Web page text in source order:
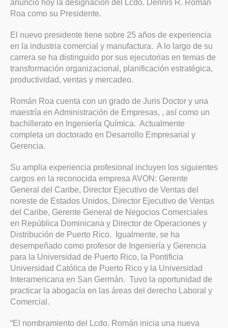
anunció hoy la designación del Lcdo. Dennis R. Román
Roa como su Presidente.
El nuevo presidente tiene sobre 25 años de experiencia
en la industria comercial y manufactura. A lo largo de su
carrera se ha distinguido por sus ejecutorias en temas de
transformación organizacional, planificación estratégica,
productividad, ventas y mercadeo.
Román Roa cuenta con un grado de Juris Doctor y una
maestría en Administración de Empresas, , así como un
bachillerato en Ingeniería Química. Actualmente
completa un doctorado en Desarrollo Empresarial y
Gerencia.
Su amplia experiencia profesional incluyen los siguientes
cargos en la reconocida empresa AVON: Gerente
General del Caribe, Director Ejecutivo de Ventas del
noreste de Estados Unidos, Director Ejecutivo de Ventas
del Caribe, Gerente General de Negocios Comerciales
en República Dominicana y Director de Operaciones y
Distribución de Puerto Rico. Igualmente, se ha
desempeñado como profesor de Ingeniería y Gerencia
para la Universidad de Puerto Rico, la Pontificia
Universidad Católica de Puerto Rico y la Universidad
Interamericana en San Germán. Tuvo la oportunidad de
practicar la abogacía en las áreas del derecho Laboral y
Comercial.
“El nombramiento del Lcdo. Román inicia una nueva